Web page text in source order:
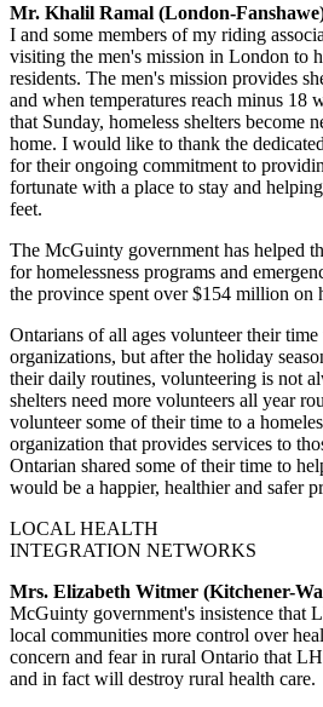
Mr. Khalil Ramal (London-
I and some members of my riding
visiting the men's mission in London to
residents. The men's mission provides
and when temperatures reach minus 18
that Sunday, homeless shelters become
home. I would like to thank the
for their ongoing commitment to
fortunate with a place to stay and
feet.
The McGuinty government has helped
for homelessness programs and
the province spent over $154 million on
Ontarians of all ages volunteer their
organizations, but after the holiday
their daily routines, volunteering is not
shelters need more volunteers all year
volunteer some of their time to a
organization that provides services to
Ontarian shared some of their time to
would be a happier, healthier and safer
LOCAL HEALTH
INTEGRATION NETWORKS
Mrs. Elizabeth Witmer (Kitchener-
McGuinty government's insistence that
local communities more control over
concern and fear in rural Ontario that
and in fact will destroy rural health care.